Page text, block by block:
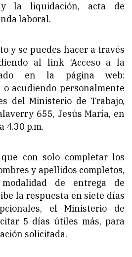
la liquidación, acta de
laboral.
y se puedes hacer a través
al link ‘Acceso a la
en la página web:
o acudiendo personalmente
del Ministerio de Trabajo,
655, Jesús María, en
4.30 p.m.
con solo completar los
y apellidos completos,
de entrega de
la respuesta en siete días
el Ministerio de
5 días útiles más, para
solicitada.